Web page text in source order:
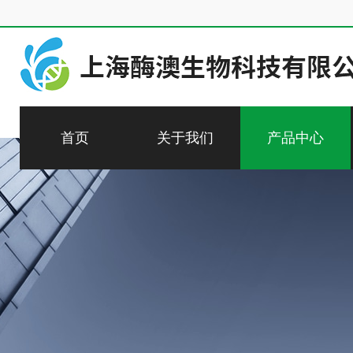
首页 关于我们 产品中心